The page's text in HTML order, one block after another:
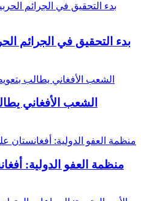
بدء التحقيق في الجرائم
الشعب الأفغاني
منظمة العفو الدولية: